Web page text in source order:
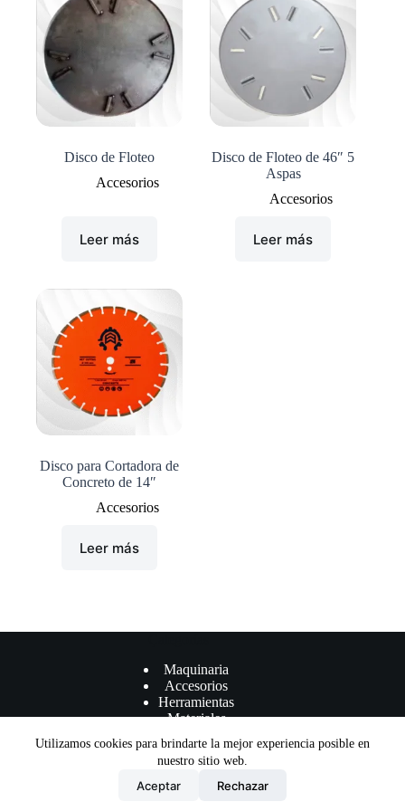
Utilizamos cookies para brindarte la mejor experiencia posible en
nuestro sitio web.
Aceptar Rechazar
Disco de Floteo
Accesorios
Leer más
Disco de Floteo de 46″ 5
Aspas
Accesorios
Leer más
Disco para Cortadora de
Concreto de 14″
Accesorios
Leer más
Maquinaria
Accesorios
Herramientas
Materiales
Términos y Condiciones
Política de privacidad